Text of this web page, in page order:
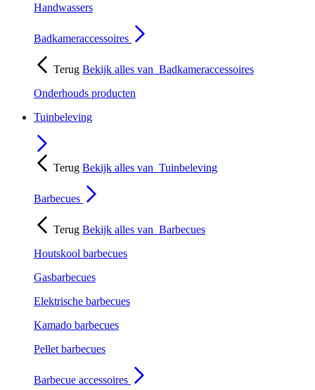
Handwassers
Badkameraccessoires
Terug Bekijk alles van Badkameraccessoires
Onderhouds producten
Tuinbeleving
Terug Bekijk alles van Tuinbeleving
Barbecues
Terug Bekijk alles van Barbecues
Houtskool barbecues
Gasbarbecues
Elektrische barbecues
Kamado barbecues
Pellet barbecues
Barbecue accessoires